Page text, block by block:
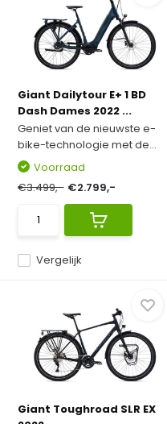
Giant Dailytour E+ 1 BD
Dash Dames 2022 ...
Geniet van de nieuwste e-
bike-technologie met de...
Vergelijk
Voorraad
€3.499,- €2.799,-
Giant Toughroad SLR EX